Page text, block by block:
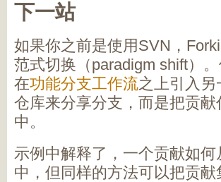
下一站
如果你之前是使用SVN，
范式切换（paradigm shift）
在功能分支工作流之上引入
仓库来分享分支，而是把贡
中。
示例中解释了，一个贡献如
中，但同样的方法可以把贡